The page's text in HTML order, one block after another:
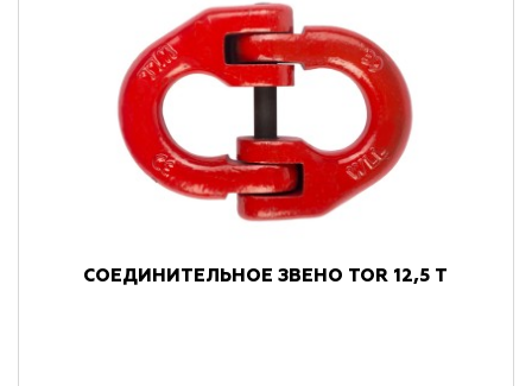
СОЕДИНИТЕЛЬНОЕ ЗВЕНО TOR 12,5 Т